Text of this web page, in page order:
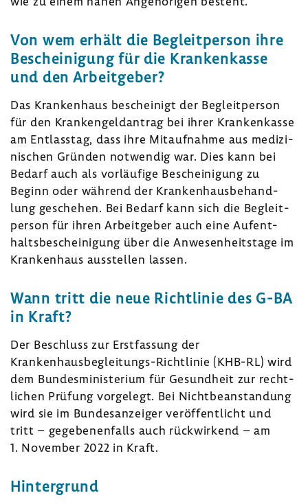
Von wem erhält die Begleit­person ihre
Beschei­ni­gung für die Kran­ken­kasse
und den Arbeit­geber?
Das Kran­ken­haus beschei­nigt der Begleit­person
für den Kran­ken­geld­an­trag bei ihrer Kran­ken­kasse
am Entlasstag, dass ihre Mitauf­nahme aus medi­zi­
ni­schen Gründen notwendig war. Dies kann bei
Bedarf auch als vorläu­fige Beschei­ni­gung zu
Beginn oder während der Kran­ken­haus­be­hand­
lung geschehen. Bei Bedarf kann sich die Begleit­
person für ihren Arbeit­geber auch eine Aufent­
halts­be­schei­ni­gung über die Anwe­sen­heits­tage im
Kran­ken­haus ausstellen lassen.
Wann tritt die neue Richt­linie des G-BA
in Kraft?
Der Beschluss zur Erst­fas­sung der
Krankenhausbegleitungs-​Richtlinie (KHB-RL) wird
dem Bundes­mi­nis­te­rium für Gesund­heit zur recht­
li­chen Prüfung vorge­legt. Bei Nicht­be­an­stan­dung
wird sie im Bundes­an­zeiger veröf­fent­licht und
tritt – gege­be­nen­falls auch rück­wir­kend – am
1. November 2022 in Kraft.
Hinter­grund